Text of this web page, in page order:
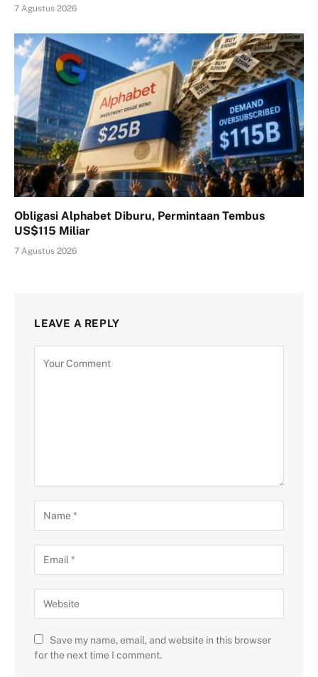
7 Agustus 2026
Obligasi Alphabet Diburu, Permintaan Tembus
US$115 Miliar
7 Agustus 2026
LEAVE A REPLY
Save my name, email, and website in this browser
for the next time I comment.